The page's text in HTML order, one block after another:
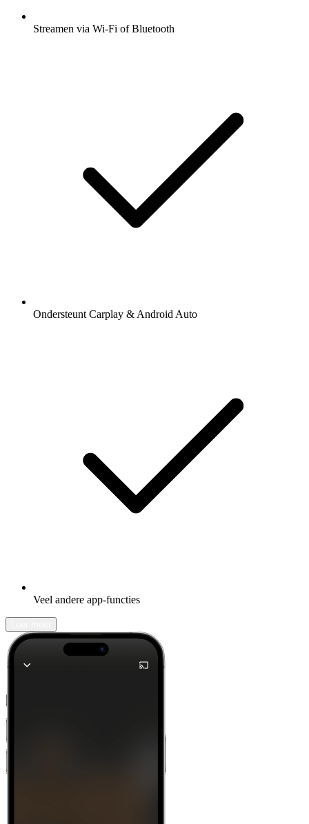
Streamen via Wi-Fi of Bluetooth
Ondersteunt Carplay & Android Auto
Veel andere app-functies